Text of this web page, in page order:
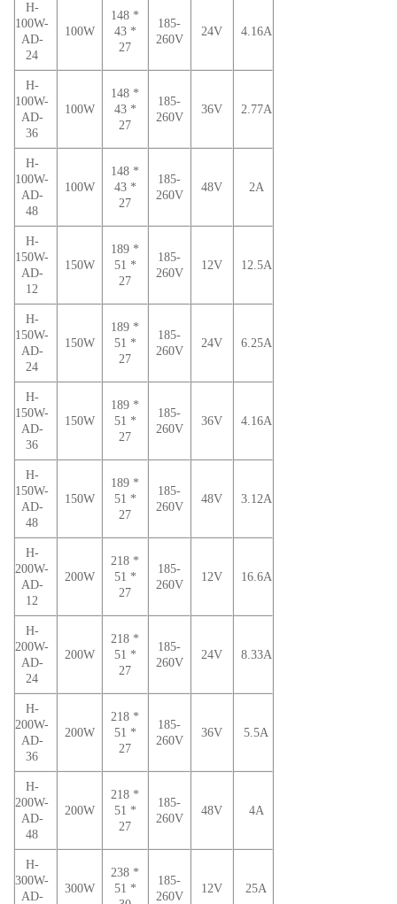
H-
100W-
AD-
24
100W
148 *
43 *
27
185-
260V
24V 4.16A
H-
100W-
AD-
36
100W
148 *
43 *
27
185-
260V
36V 2.77A
H-
100W-
AD-
48
100W
148 *
43 *
27
185-
260V
48V 2A
H-
150W-
AD-
12
150W
189 *
51 *
27
185-
260V
12V 12.5A
H-
150W-
AD-
24
150W
189 *
51 *
27
185-
260V
24V 6.25A
H-
150W-
AD-
36
150W
189 *
51 *
27
185-
260V
36V 4.16A
H-
150W-
AD-
48
150W
189 *
51 *
27
185-
260V
48V 3.12A
H-
200W-
AD-
12
200W
218 *
51 *
27
185-
260V
12V 16.6A
H-
200W-
AD-
24
200W
218 *
51 *
27
185-
260V
24V 8.33A
H-
200W-
AD-
36
200W
218 *
51 *
27
185-
260V
36V 5.5A
H-
200W-
AD-
48
200W
218 *
51 *
27
185-
260V
48V 4A
H-
300W-
AD-
300W
238 *
51 *
185-
260V
12V 25A